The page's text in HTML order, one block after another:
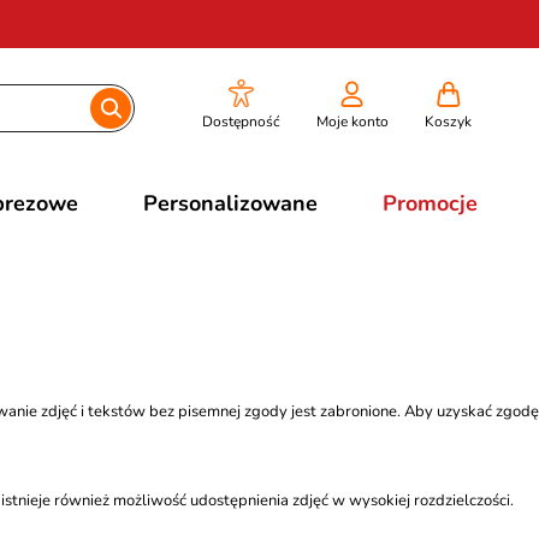
Dostępność Moje konto Koszyk
Personalizowane Promocje
zdjęć i tekstów bez pisemnej zgody jest zabronione. Aby uzyskać zgodę
również możliwość udostępnienia zdjęć w wysokiej rozdzielczości.